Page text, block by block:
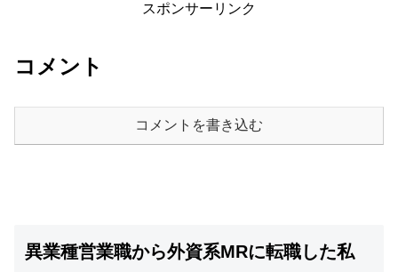
スポンサーリンク
コメント
コメントを書き込む
異業種営業職から外資系MRに転職した私